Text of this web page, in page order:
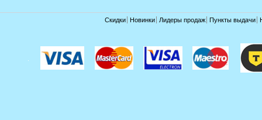
Скидки Новинки Лидеры продаж Пункты выдачи